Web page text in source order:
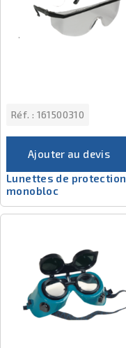
Réf. : 161500310
Ajouter au devis
Lunettes de protection
monobloc